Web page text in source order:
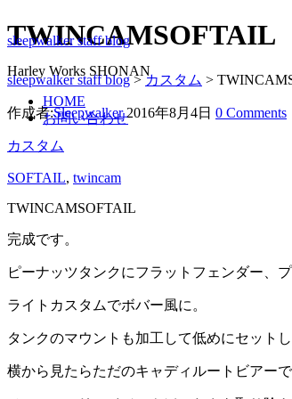
sleepwalker staff blog
Harley Works SHONAN
HOME
お問い合わせ
sleepwalker staff blog> カスタム >
作成者:Sleepwalker 2016年8月4日 0 Comments
カスタム
SOFTAIL, twincam
TWINCAMSOFTAIL
完成です。
ピーナッツタンクにフラットフェンダー、
ライトカスタムでボバー風に。
タンクのマウントも加工して低めにセットし
横から見たらただのキャディルートビアー